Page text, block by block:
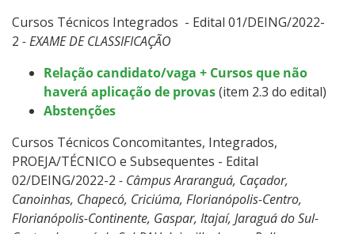
Cursos Técnicos Integrados - Edital 01/DEING/2022-
2 - EXAME DE CLASSIFICAÇÃO
Relação candidato/vaga + Cursos que não
haverá aplicação de provas(item 2.3 do edital)
Abstenções
Cursos Técnicos Concomitantes, Integrados,
PROEJA/TÉCNICO e Subsequentes - Edital
02/DEING/2022-2 - Câmpus Araranguá, Caçador,
Canoinhas, Chapecó, Criciúma, Florianópolis-Centro,
Florianópolis-Continente, Gaspar, Itajaí, Jaraguá do Sul-